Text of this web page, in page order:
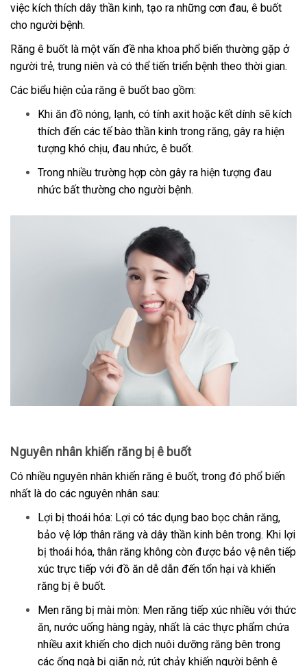
việc kích thích dây thần kinh, tạo ra những cơn đau, ê buốt
cho người bệnh.
Răng ê buốt là một vấn đề nha khoa phổ biến thường gặp ở
người trẻ, trung niên và có thể tiến triển bệnh theo thời gian.
Các biểu hiện của răng ê buốt bao gồm:
Khi ăn đồ nóng, lạnh, có tính axit hoặc kết dính sẽ kích
thích đến các tế bào thần kinh trong răng, gây ra hiện
tượng khó chịu, đau nhức, ê buốt.
Trong nhiều trường hợp còn gây ra hiện tượng đau
nhức bất thường cho người bệnh.
Nguyên nhân khiến răng bị ê buốt
Có nhiều nguyên nhân khiến răng ê buốt, trong đó phổ biến
nhất là do các nguyên nhân sau:
Lợi bị thoái hóa: Lợi có tác dụng bao bọc chân răng,
bảo vệ lớp thân răng và dây thần kinh bên trong. Khi lợi
bị thoái hóa, thân răng không còn được bảo vệ nên tiếp
xúc trực tiếp với đồ ăn dễ dẫn đến tổn hại và khiến
răng bị ê buốt.
Men răng bị mài mòn: Men răng tiếp xúc nhiều với thức
ăn, nước uống hàng ngày, nhất là các thực phẩm chứa
nhiều axit khiến cho dịch nuôi dưỡng răng bên trong
các ống ngà bị giãn nở, rút chảy khiến người bệnh ê